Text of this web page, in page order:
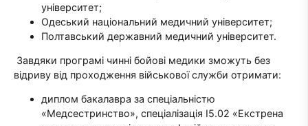
університет;
Одеський національний медичний університет;
Полтавський державний медичний університет.
Завдяки програмі чинні бойові медики зможуть без
відриву від проходження військової служби отримати:
диплом бакалавра за спеціальністю
«Медсестринство», спеціалізація І5.02 «Екстрена